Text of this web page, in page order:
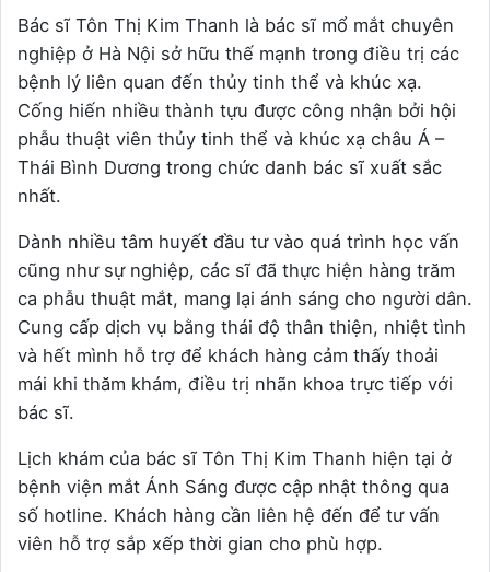
Bác sĩ Tôn Thị Kim Thanh là bác sĩ mổ mắt chuyên
nghiệp ở Hà Nội sở hữu thế mạnh trong điều trị các
bệnh lý liên quan đến thủy tinh thể và khúc xạ.
Cống hiến nhiều thành tựu được công nhận bởi hội
phẫu thuật viên thủy tinh thể và khúc xạ châu Á –
Thái Bình Dương trong chức danh bác sĩ xuất sắc
nhất.
Dành nhiều tâm huyết đầu tư vào quá trình học vấn
cũng như sự nghiệp, các sĩ đã thực hiện hàng trăm
ca phẫu thuật mắt, mang lại ánh sáng cho người dân.
Cung cấp dịch vụ bằng thái độ thân thiện, nhiệt tình
và hết mình hỗ trợ để khách hàng cảm thấy thoải
mái khi thăm khám, điều trị nhãn khoa trực tiếp với
bác sĩ.
Lịch khám của bác sĩ Tôn Thị Kim Thanh hiện tại ở
bệnh viện mắt Ánh Sáng được cập nhật thông qua
số hotline. Khách hàng cần liên hệ đến để tư vấn
viên hỗ trợ sắp xếp thời gian cho phù hợp.